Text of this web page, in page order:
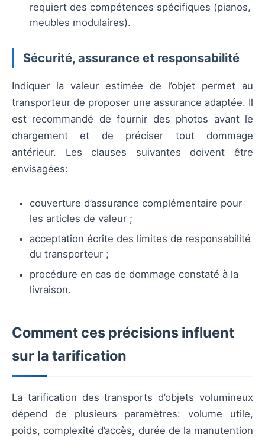
requiert des compétences spécifiques (pianos,
meubles modulaires).
Sécurité, assurance et responsabilité
Indiquer la valeur estimée de l’objet permet au
transporteur de proposer une assurance adaptée. Il
est recommandé de fournir des photos avant le
chargement et de préciser tout dommage
antérieur. Les clauses suivantes doivent être
envisagées:
couverture d’assurance complémentaire pour
les articles de valeur ;
acceptation écrite des limites de responsabilité
du transporteur ;
procédure en cas de dommage constaté à la
livraison.
Comment ces précisions influent
sur la tarification
La tarification des transports d’objets volumineux
dépend de plusieurs paramètres: volume utile,
poids, complexité d’accès, durée de la manutention